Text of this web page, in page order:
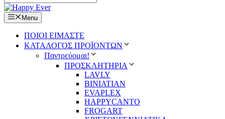
Menu
ΠΟΙΟΙ ΕΙΜΑΣΤΕ
ΚΑΤΑΛΟΓΟΣ ΠΡΟΪΟΝΤΩΝ
Παντρεύομαι!
ΠΡΟΣΚΛΗΤΗΡΙΑ
LAVLY
BINIATIAN
EVAPLEX
HAPPYCANTO
FROGART